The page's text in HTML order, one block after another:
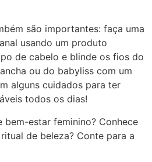
são importantes: faça uma
usando um produto
de cabelo e blinde os fios do
ou do babyliss com um
alguns cuidados para ter
todos os dias!
bem-estar feminino? Conhece
de beleza? Conte para a